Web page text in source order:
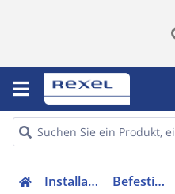
Installation Befestigen